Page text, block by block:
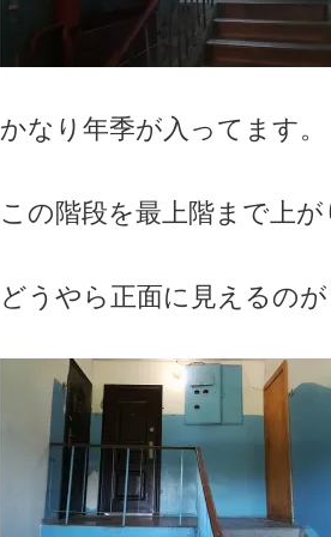
かなり年季が入ってます。
この階段を最上階まで上
どうやら正面に見えるのが